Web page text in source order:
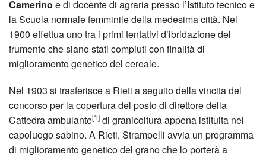
Camerino e di docente di agraria presso l’Istituto tecnico e
la Scuola normale femminile della medesima città. Nel
1900 effettua uno tra i primi tentativi d’ibridazione del
frumento che siano stati compiuti con finalità di
miglioramento genetico del cereale.
Nel 1903 si trasferisce a Rieti a seguito della vincita del
concorso per la copertura del posto di direttore della
Cattedra ambulante[1] di granicoltura appena istituita nel
capoluogo sabino. A Rieti, Strampelli avvia un programma
di miglioramento genetico del grano che lo porterà a